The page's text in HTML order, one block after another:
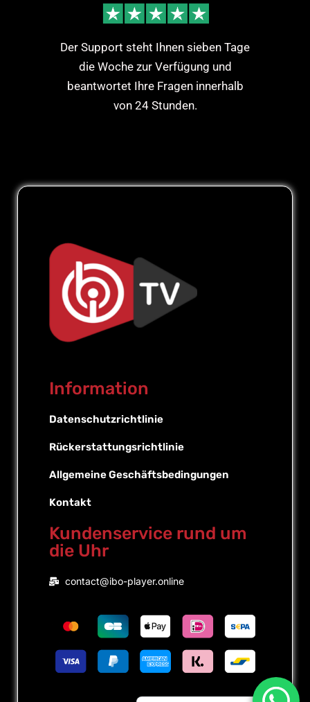
Der Support steht Ihnen sieben Tage
die Woche zur Verfügung und
beantwortet Ihre Fragen innerhalb
von 24 Stunden.
Information
Datenschutzrichtlinie
Rückerstattungsrichtlinie
Allgemeine Geschäftsbedingungen
Kontakt
Kundenservice rund um
die Uhr
contact@ibo-player.online
French
Dutch
English
Portuguese (Brazil)